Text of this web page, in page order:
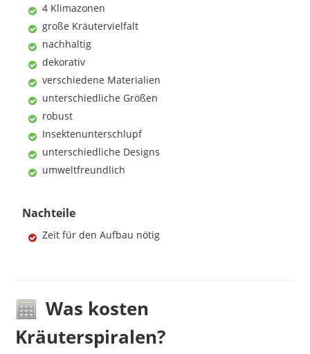
4 Klimazonen
große Kräutervielfalt
nachhaltig
dekorativ
verschiedene Materialien
unterschiedliche Größen
robust
Insektenunterschlupf
unterschiedliche Designs
umweltfreundlich
Nachteile
Zeit für den Aufbau nötig
Was kosten
Kräuterspiralen?